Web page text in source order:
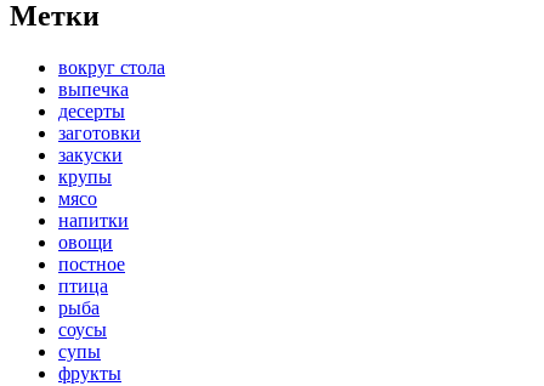
Метки
вокруг стола
выпечка
десерты
заготовки
закуски
крупы
мясо
напитки
овощи
постное
птица
рыба
соусы
супы
фрукты